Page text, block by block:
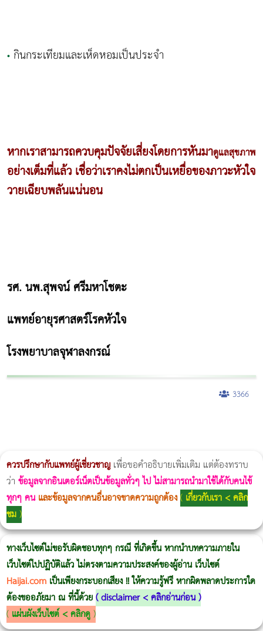
• กินกระเทียมและเห็ดหอมเป็นประจำ
หากเราสามารถควบคุมปัจจัยเสี่ยงโดยการหันมาดูแลสุขภาพ
อย่างเต็มที่แล้ว เชื่อว่าเราคงไม่ตกเป็นเหยื่อของภาวะหัวใจ
วายเฉียบพลันแน่นอน
รศ. นพ.สุพจน์ ศรีมหาโชตะ
แพทย์อายุรศาสตร์โรคหัวใจ
โรงพยาบาลจุฬาลงกรณ์
3366
ควรปรึกษากับแพทย์ผู้เชี่ยวชาญเพื่อขอคำอธิบายเพิ่มเติม แต่ต้องทราบ
ว่า ข้อมูลจากอินเตอร์เน็ตเป็นข้อมูลทั่วๆ ไป ไม่สามารถนำมาใช้ได้กับคนไข้
ทุกๆ คน และข้อมูลจากคนอื่นอาจขาดความถูกต้อง( เกี่ยวกับเรา < คลิก
ชม)
ทางเว็บไซต์ไม่ขอรับผิดชอบทุกๆ กรณี ที่เกิดขึ้น หากนำบทความภายใน
เว็บไซต์ไปปฏิบัติแล้ว ไม่ตรงตามความประสงค์ของผู้อ่าน เว็บไซต์
Haijai.com เป็นเพียงกระบอกเสียง !! ให้ความรู้ฟรี หากผิดพลาดประการใด
ต้องขออภัยมา ณ ที่นี้ด้วย(disclaimer < คลิกอ่านก่อน)
( แผ่นผังเว็บไซต์ < คลิกดู)